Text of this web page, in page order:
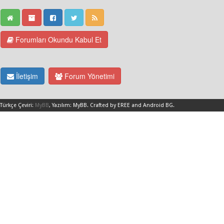
Forumları Okundu Kabul Et
İletişim Forum Yönetimi
Türkçe Çeviri: MyBB, Yazılım: MyBB. Crafted by EREE and Android BG.